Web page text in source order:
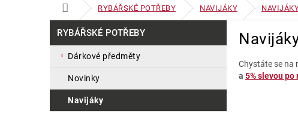
DOMŮ RYBÁŘSKÉ POTŘEBY NAVIJÁKY
a
kategorie
RYBÁŘSKÉ POTŘEBY
dárkové předměty
novinky
navijáky
Chystáte se na
a 5% slevou